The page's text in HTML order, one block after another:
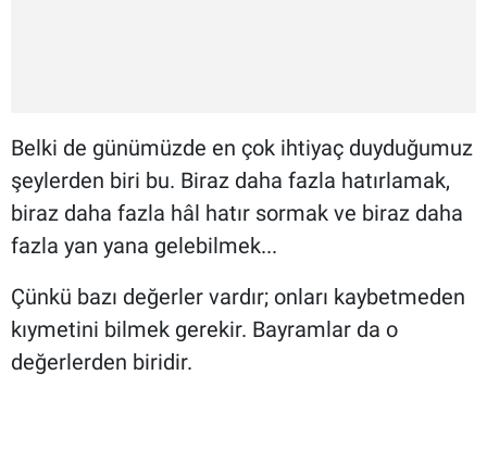
Belki de günümüzde en çok ihtiyaç duyduğumuz
şeylerden biri bu. Biraz daha fazla hatırlamak,
biraz daha fazla hâl hatır sormak ve biraz daha
fazla yan yana gelebilmek...
Çünkü bazı değerler vardır; onları kaybetmeden
kıymetini bilmek gerekir. Bayramlar da o
değerlerden biridir.